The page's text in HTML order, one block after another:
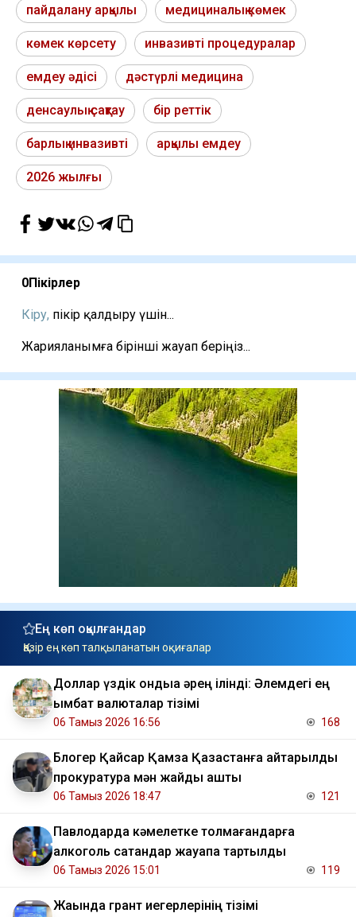
пайдалану арқылы медициналық көмек
көмек көрсету инвазивті процедуралар
емдеу әдісі дәстүрлі медицина
денсаулық сақтау бір реттік
барлық инвазивті арқылы емдеу
2026 жылғы
0Пікірлер
Кіру, пікір қалдыру үшін...
Жарияланымға бірінші жауап беріңіз...
Ең көп оқылғандар
Қазір ең көп талқыланатын оқиғалар
Доллар үздік ондыққа әрең ілінді: Әлемдегі ең
қымбат валюталар тізімі
06 Тамыз 2026 16:56 168
Блогер Қайсар Қамза Қазақстанға қайтарылды
прокуратура мән жайды ашты
06 Тамыз 2026 18:47 121
Павлодарда кәмелетке толмағандарға
алкоголь сатқандар жауапқа тартылды
06 Тамыз 2026 15:01 119
Жақында грант иегерлерінің тізімі